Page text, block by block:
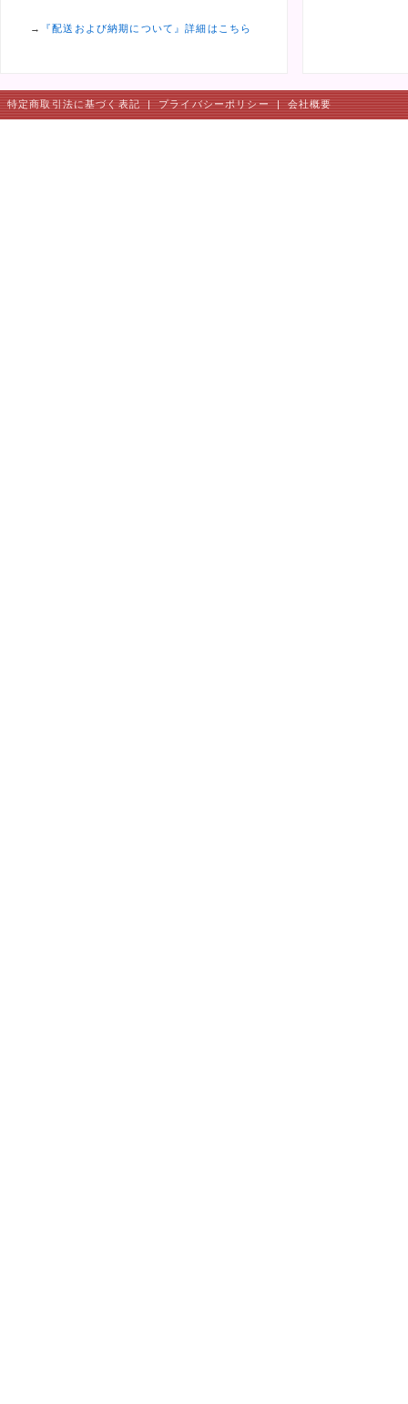
特定商取引法に基づく表記 | プライバシーポリシー | 会社概要
→ 『配送および納期について』詳細はこちら